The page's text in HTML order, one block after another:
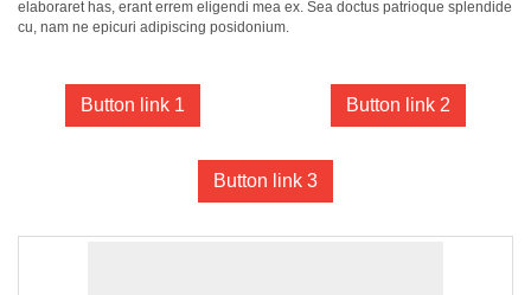
elaboraret has, erant errem eligendi mea ex. Sea doctus patrioque splendide
cu, nam ne epicuri adipiscing posidonium.
Button link 1 Button link 2
Button link 3